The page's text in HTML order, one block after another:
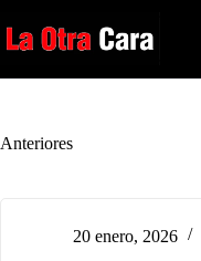
al
contenido
Anteriores
20 enero, 2026